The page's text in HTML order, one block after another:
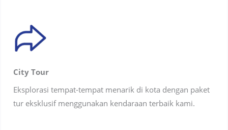
City Tour
Eksplorasi tempat-tempat menarik di kota dengan paket
tur eksklusif menggunakan kendaraan terbaik kami.